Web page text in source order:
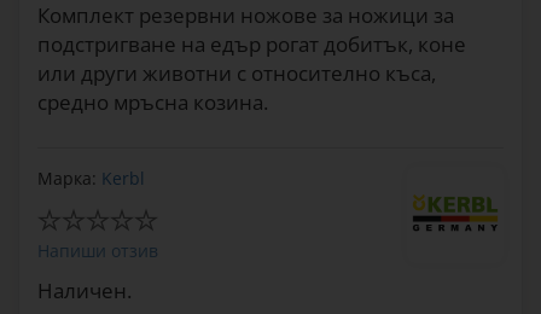
Комплект резервни ножове за ножици за
подстригване на едър рогат добитък, коне
или други животни с относително къса,
средно мръсна козина.
Марка: Kerbl
Напиши отзив
Наличен.